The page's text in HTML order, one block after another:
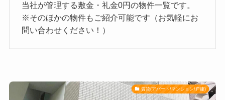
当社が管理する敷金・礼金0円の物件一覧です。
※そのほかの物件もご紹介可能です（お気軽にお
問い合わせください！）
賃貸(アパート/マンション/戸建)